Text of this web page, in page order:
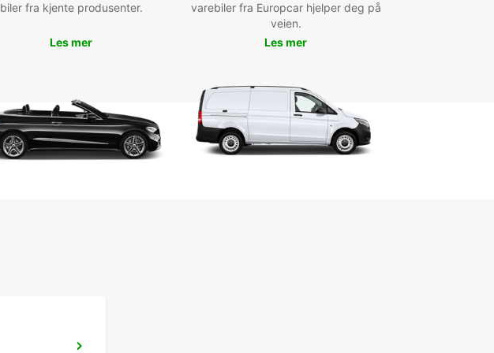
biler fra kjente produsenter.
Les mer
varebiler fra Europcar hjelper deg på
veien.
Les mer